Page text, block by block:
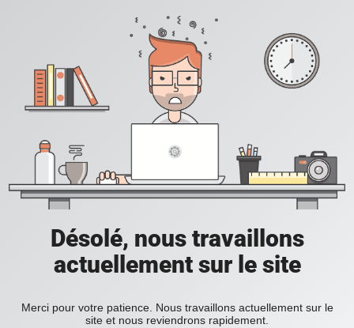
Désolé, nous travaillons
actuellement sur le site
Merci pour votre patience. Nous travaillons actuellement sur le
site et nous reviendrons rapidement.